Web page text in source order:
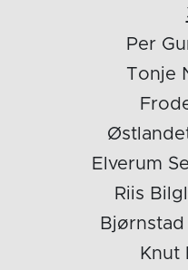
Per
Tonje
Elverum
Riis
Knut